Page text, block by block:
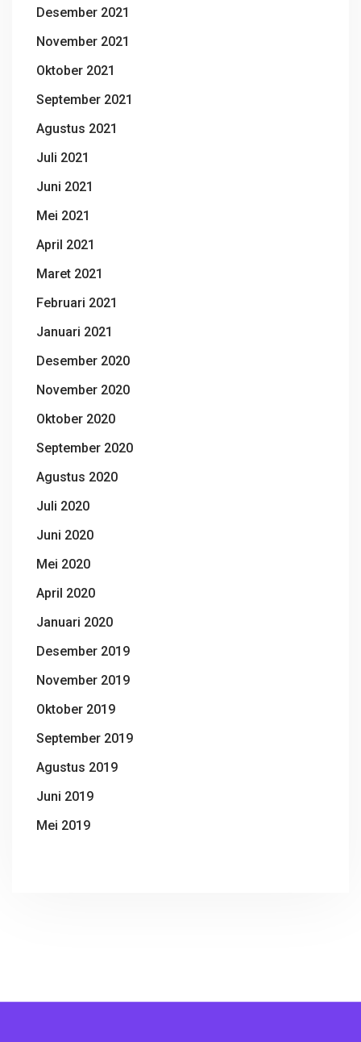
Desember 2021
November 2021
Oktober 2021
September 2021
Agustus 2021
Juli 2021
Juni 2021
Mei 2021
April 2021
Maret 2021
Februari 2021
Januari 2021
Desember 2020
November 2020
Oktober 2020
September 2020
Agustus 2020
Juli 2020
Juni 2020
Mei 2020
April 2020
Januari 2020
Desember 2019
November 2019
Oktober 2019
September 2019
Agustus 2019
Juni 2019
Mei 2019